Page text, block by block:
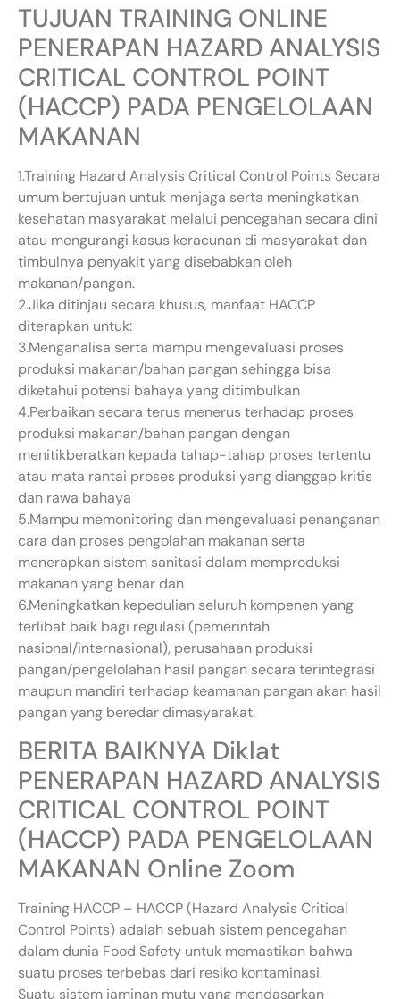
TUJUAN TRAINING ONLINE
PENERAPAN HAZARD ANALYSIS
CRITICAL CONTROL POINT
(HACCP) PADA PENGELOLAAN
MAKANAN
1.Training Hazard Analysis Critical Control Points Secara
umum bertujuan untuk menjaga serta meningkatkan
kesehatan masyarakat melalui pencegahan secara dini
atau mengurangi kasus keracunan di masyarakat dan
timbulnya penyakit yang disebabkan oleh
makanan/pangan.
2.Jika ditinjau secara khusus, manfaat HACCP
diterapkan untuk:
3.Menganalisa serta mampu mengevaluasi proses
produksi makanan/bahan pangan sehingga bisa
diketahui potensi bahaya yang ditimbulkan
4.Perbaikan secara terus menerus terhadap proses
produksi makanan/bahan pangan dengan
menitikberatkan kepada tahap-tahap proses tertentu
atau mata rantai proses produksi yang dianggap kritis
dan rawa bahaya
5.Mampu memonitoring dan mengevaluasi penanganan
cara dan proses pengolahan makanan serta
menerapkan sistem sanitasi dalam memproduksi
makanan yang benar dan
6.Meningkatkan kepedulian seluruh kompenen yang
terlibat baik bagi regulasi (pemerintah
nasional/internasional), perusahaan produksi
pangan/pengelolahan hasil pangan secara terintegrasi
maupun mandiri terhadap keamanan pangan akan hasil
pangan yang beredar dimasyarakat.
BERITA BAIKNYA Diklat
PENERAPAN HAZARD ANALYSIS
CRITICAL CONTROL POINT
(HACCP) PADA PENGELOLAAN
MAKANAN Online Zoom
Training HACCP – HACCP (Hazard Analysis Critical
Control Points) adalah sebuah sistem pencegahan
dalam dunia Food Safety untuk memastikan bahwa
suatu proses terbebas dari resiko kontaminasi.
Suatu sistem jaminan mutu yang mendasarkan